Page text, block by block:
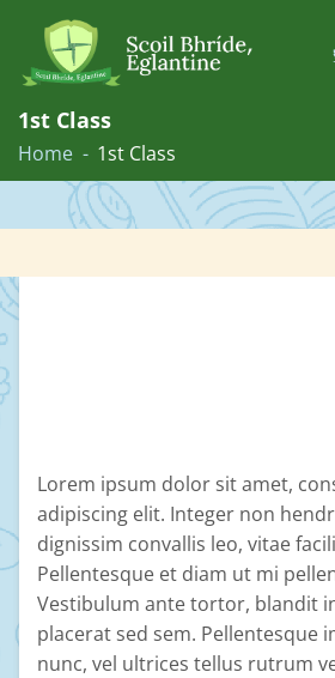
Skip
content
1st Class
Home 1st Class
Lorem ipsum dolor sit amet,
adipiscing elit. Integer non
dignissim convallis leo, vitae
Pellentesque et diam ut mi
Vestibulum ante tortor, blandit
placerat sed sem. Pellentesque
nunc, vel ultrices tellus rutrum